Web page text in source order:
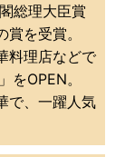
総理大臣賞
を受賞。
料理店などで
OPEN。
で、一躍人気